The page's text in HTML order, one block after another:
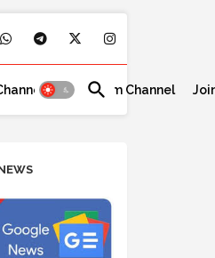
Telegram Channel